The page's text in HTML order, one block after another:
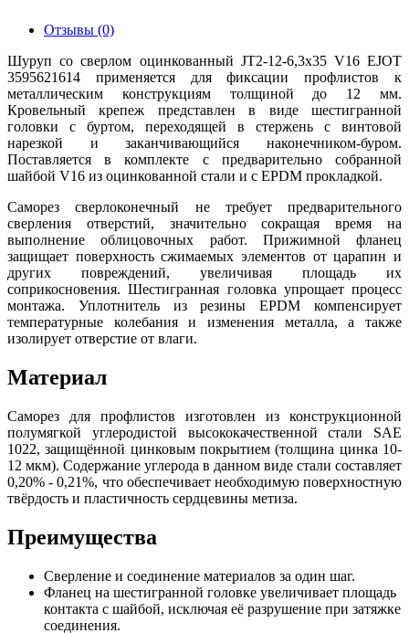
Отзывы (0)
Шуруп со сверлом оцинкованный JT2-12-6,3x35 V16 EJOT
3595621614 применяется для фиксации профлистов к
металлическим конструкциям толщиной до 12 мм.
Кровельный крепеж представлен в виде шестигранной
головки с буртом, переходящей в стержень с винтовой
нарезкой и заканчивающийся наконечником-буром.
Поставляется в комплекте с предварительно собранной
шайбой V16 из оцинкованной стали и с EPDM прокладкой.
Саморез сверлоконечный не требует предварительного
сверления отверстий, значительно сокращая время на
выполнение облицовочных работ. Прижимной фланец
защищает поверхность сжимаемых элементов от царапин и
других повреждений, увеличивая площадь их
соприкосновения. Шестигранная головка упрощает процесс
монтажа. Уплотнитель из резины EPDM компенсирует
температурные колебания и изменения металла, а также
изолирует отверстие от влаги.
Материал
Саморез для профлистов изготовлен из конструкционной
полумягкой углеродистой высококачественной стали SAE
1022, защищённой цинковым покрытием (толщина цинка 10-
12 мкм). Содержание углерода в данном виде стали составляет
0,20% - 0,21%, что обеспечивает необходимую поверхностную
твёрдость и пластичность сердцевины метиза.
Преимущества
Сверление и соединение материалов за один шаг.
Фланец на шестигранной головке увеличивает площадь
контакта с шайбой, исключая её разрушение при затяжке
соединения.